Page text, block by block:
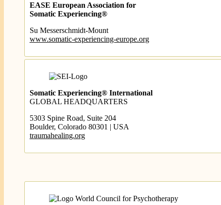
EASE European Association for
Somatic Experiencing®
Su Messerschmidt-Mount
www.somatic-experiencing-europe.org
Somatic Experiencing® International
GLOBAL HEADQUARTERS
5303 Spine Road, Suite 204
Boulder, Colorado 80301 | USA
traumahealing.org